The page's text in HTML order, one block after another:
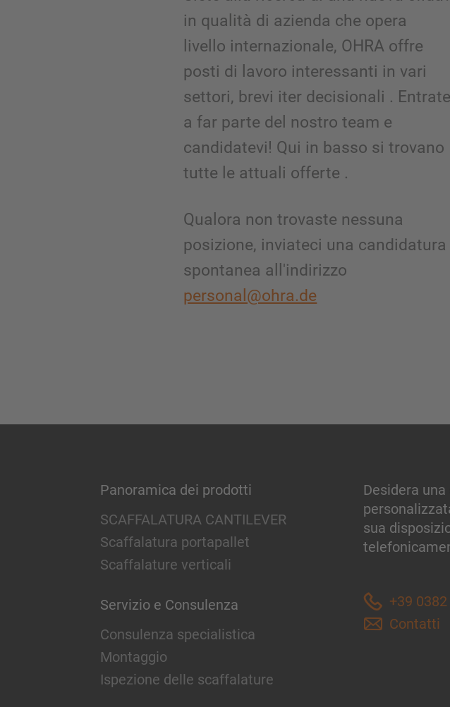
in qualità di azienda che opera
livello internazionale, OHRA offre
posti di lavoro interessanti in vari
settori, brevi iter decisionali . Entrate
a far parte del nostro team e
candidatevi! Qui in basso si trovano
tutte le attuali offerte .
Qualora non trovaste nessuna
posizione, inviateci una candidatura
spontanea all'indirizzo
personal@ohra.de
Panoramica dei prodotti
SCAFFALATURA CANTILEVER
Scaffalatura portapallet
Scaffalature verticali
Servizio e Consulenza
Consulenza specialistica
Montaggio
Ispezione delle scaffalature
Desidera
sua
+39
Contatti